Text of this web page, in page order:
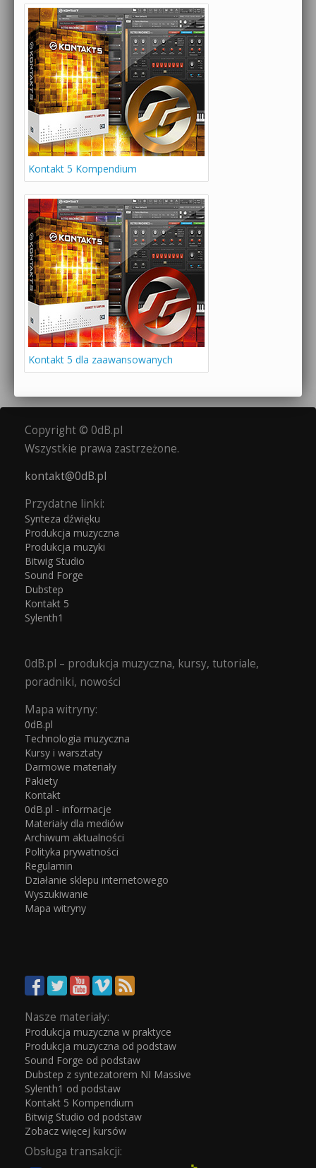
Kontakt 5 Kompendium
Kontakt 5 dla zaawansowanych
Copyright © 0dB.pl
Wszystkie prawa zastrzeżone.
kontakt@0dB.pl
Przydatne linki:
Synteza dźwięku
Produkcja muzyczna
Produkcja muzyki
Bitwig Studio
Sound Forge
Dubstep
Kontakt 5
Sylenth1
0dB.pl – produkcja muzyczna, kursy, tutoriale,
poradniki, nowości
Mapa witryny:
0dB.pl
Technologia muzyczna
Kursy i warsztaty
Darmowe materiały
Pakiety
Kontakt
0dB.pl - informacje
Materiały dla mediów
Archiwum aktualności
Polityka prywatności
Regulamin
Działanie sklepu internetowego
Wyszukiwanie
Mapa witryny
Nasze materiały:
Produkcja muzyczna w praktyce
Produkcja muzyczna od podstaw
Sound Forge od podstaw
Dubstep z syntezatorem NI Massive
Sylenth1 od podstaw
Kontakt 5 Kompendium
Bitwig Studio od podstaw
Zobacz więcej kursów
Obsługa transakcji: